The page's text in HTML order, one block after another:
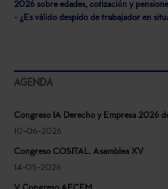
2026 sobre edades, cotización y
- ¿Es válido despido de trabajador en
AGENDA
Congreso IA Derecho y Empresa 2026
10-06-2026
Congreso COSITAL. Asamblea XV
14-05-2026